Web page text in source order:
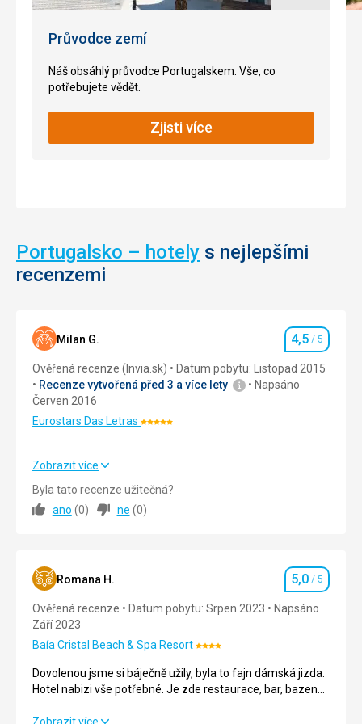
Průvodce zemí
Náš obsáhlý průvodce Portugalskem. Vše, co
potřebujete vědět.
Zjisti více
Portugalsko – hotely s nejlepšími
recenzemi
Milan G. Hodnocení
4,5 / 5
Ověřená recenze (Invia.sk)
Datum pobytu: Listopad 2015
Recenze vytvořená před 3 a více lety
Napsáno
Červen 2016
Eurostars Das LetrasHodnocení:
Ubytování
Služby 4,0/ 5
Cena 4,0/ 5
Zobrazit více
Byla tato recenze užitečná?
ano (0) ne (0)
Romana H. Hodnocení
5,0 / 5
Ověřená recenze Datum pobytu: Srpen 2023
Napsáno
Září 2023
Baía Cristal Beach & Spa ResortHodnocení:
4/5
Dovolenou jsme si báječně užily, byla to fajn dámská jizda.
Hotel nabizi vše potřebné. Je zde restaurace, bar, bazen